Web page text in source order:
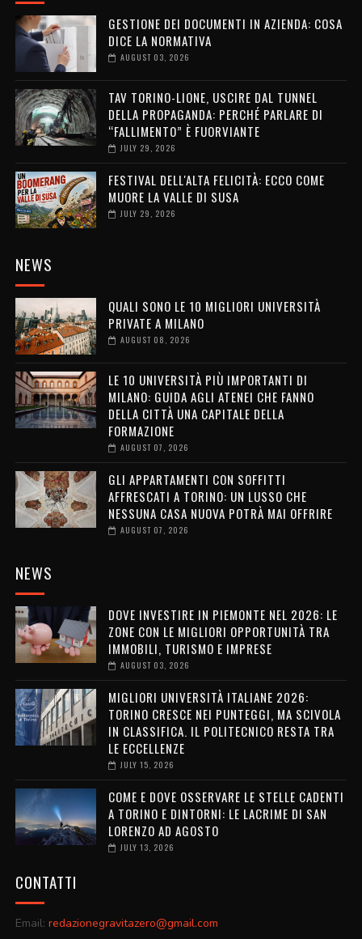
GESTIONE DEI DOCUMENTI IN AZIENDA: COSA
DICE LA NORMATIVA
AUGUST 03, 2026
TAV TORINO-LIONE, USCIRE DAL TUNNEL
DELLA PROPAGANDA: PERCHÉ PARLARE DI
“FALLIMENTO” È FUORVIANTE
JULY 29, 2026
FESTIVAL DELL'ALTA FELICITÀ: ECCO COME
MUORE LA VALLE DI SUSA
JULY 29, 2026
NEWS
QUALI SONO LE 10 MIGLIORI UNIVERSITÀ
PRIVATE A MILANO
AUGUST 08, 2026
LE 10 UNIVERSITÀ PIÙ IMPORTANTI DI
MILANO: GUIDA AGLI ATENEI CHE FANNO
DELLA CITTÀ UNA CAPITALE DELLA
FORMAZIONE
AUGUST 07, 2026
GLI APPARTAMENTI CON SOFFITTI
AFFRESCATI A TORINO: UN LUSSO CHE
NESSUNA CASA NUOVA POTRÀ MAI OFFRIRE
AUGUST 07, 2026
NEWS
DOVE INVESTIRE IN PIEMONTE NEL 2026: LE
ZONE CON LE MIGLIORI OPPORTUNITÀ TRA
IMMOBILI, TURISMO E IMPRESE
AUGUST 03, 2026
MIGLIORI UNIVERSITÀ ITALIANE 2026:
TORINO CRESCE NEI PUNTEGGI, MA SCIVOLA
IN CLASSIFICA. IL POLITECNICO RESTA TRA
LE ECCELLENZE
JULY 15, 2026
COME E DOVE OSSERVARE LE STELLE CADENTI
A TORINO E DINTORNI: LE LACRIME DI SAN
LORENZO AD AGOSTO
JULY 13, 2026
CONTATTI
Email: redazionegravitazero@gmail.com